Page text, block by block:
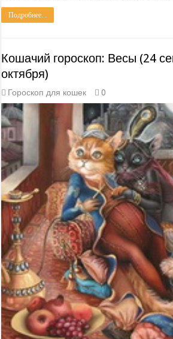
Подробнее...
Кошачий гороскоп: Весы (24
октября)
Гороскоп для кошек 0